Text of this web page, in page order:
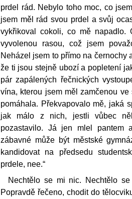
prdel rád. Nebylo toho moc, co
jsem měl rád svou prdel a svůj
vykřikoval cokoli, co mě
vyvolenou rasou, což jsem
Neházel jsem to přímo na černochy
že ti jsou stejně ubozí a popletení
pár zapálených řečnických
vína, kterou jsem měl zamčenou
pomáhala. Překvapovalo mě, jaká
jak málo z nich, jestli vůbec
pozastavilo. Já jen mlel pantem
zábavné může být městské
kandidovat na předsedu
prdele, nee.“
Nechtělo se mi nic. Nechtělo
Popravdě řečeno, chodit do